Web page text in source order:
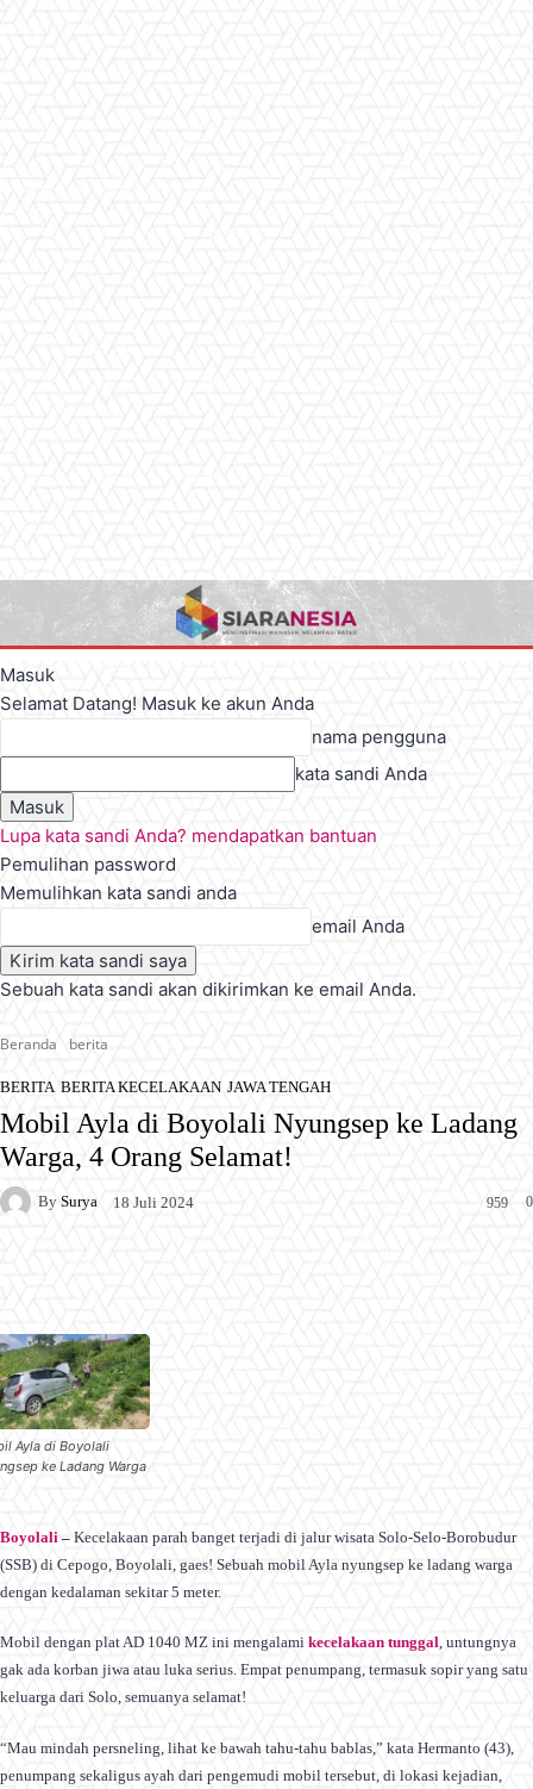
Masuk
Selamat Datang! Masuk ke akun Anda
nama pengguna
kata sandi Anda
Lupa kata sandi Anda? mendapatkan bantuan
Pemulihan password
Memulihkan kata sandi anda
email Anda
Sebuah kata sandi akan dikirimkan ke email Anda.
Beranda berita
BERITA BERITA KECELAKAAN JAWA TENGAH
Mobil Ayla di Boyolali Nyungsep ke Ladang
Warga, 4 Orang Selamat!
By Surya 18 Juli 2024 0
959
Ayla di Boyolali
ke Ladang Warga
Boyolali – Kecelakaan parah banget terjadi di jalur wisata Solo-Selo-Borobudur
(SSB) di Cepogo, Boyolali, gaes! Sebuah mobil Ayla nyungsep ke ladang warga
dengan kedalaman sekitar 5 meter.
Mobil dengan plat AD 1040 MZ ini mengalami kecelakaan tunggal, untungnya
gak ada korban jiwa atau luka serius. Empat penumpang, termasuk sopir yang satu
keluarga dari Solo, semuanya selamat!
“Mau mindah persneling, lihat ke bawah tahu-tahu bablas,” kata Hermanto (43),
penumpang sekaligus ayah dari pengemudi mobil tersebut, di lokasi kejadian,